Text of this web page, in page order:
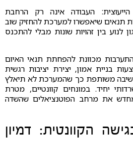
העבודה אינה רק הרחבת
תנאים שיאפשרו למערכת להחזיק שוב
לנוע בין זהויות שונות מבלי להתכנס
מכוונת להפחתת תנאי האיום
בניית אמון, יצירת יציבות רגשית
משותפת כך שהמערכת לא תיאלץ
יחיד. במונחים קוונטיים, מטרת
את מרחב הפוטנציאלים שהשדה
הקוונטית: דמיון